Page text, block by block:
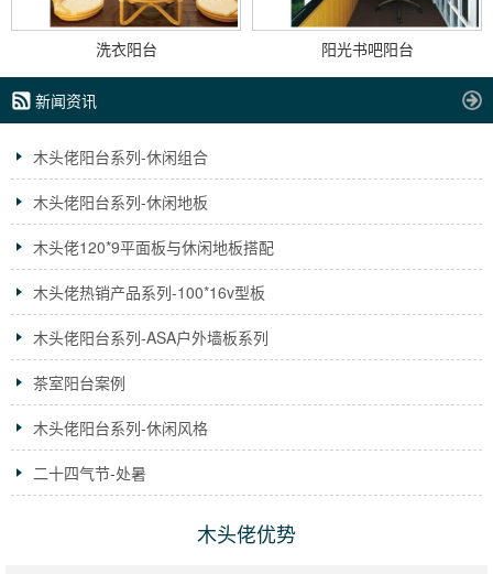
洗衣阳台 阳光书吧阳台
新闻资讯
木头佬阳台系列-休闲组合
木头佬阳台系列-休闲地板
木头佬120*9平面板与休闲地板搭配
木头佬热销产品系列-100*16v型板
木头佬阳台系列-ASA户外墙板系列
茶室阳台案例
木头佬阳台系列-休闲风格
二十四气节-处暑
木头佬优势